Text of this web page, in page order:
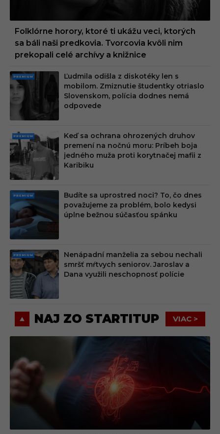
Folklórne horory, ktoré ti ukážu veci, ktorých
sa báli naši predkovia. Tvorcovia kvôli nim
prekopali celé archívy a knižnice
PRE
MIU
M
Ľudmila odišla z diskotéky len s
mobilom. Zmiznutie študentky otriaslo
Slovenskom, polícia dodnes nemá
odpovede
PRE
MIU
M
Keď sa ochrana ohrozených druhov
premení na nočnú moru: Príbeh boja
jedného muža proti korytnačej mafii z
Karibiku
PRE
MIU
M
Budíte sa uprostred noci? To, čo dnes
považujeme za problém, bolo kedysi
úplne bežnou súčasťou spánku
PRE
MIU
M
Nenápadní manželia za sebou nechali
smršť mŕtvych seniorov. Jaroslav a
Dana využili neschopnosť polície
NAJ ZO STARTITUP VIAC >